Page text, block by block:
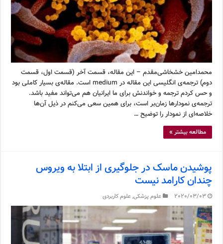
محمدامین خشخاشی‌مقدم – این مقاله، قسمت آخر (قسمت اول، قسمت
دوم) ترجمه‌ی انگلیسی این مقاله در medium است. مقاله‌ی بسیار کاملی بود
و حس کردم ترجمه و خواندنش برای ما ایرانیان هم می‌تواند مفید باشد.
ترجمه‌ی نمودارها زمان‌بر است، برای همین سعی می‌کنم در ذیل آن‌ها
خلاصه‌ای از نمودار را توضیح …
مطالعه بیشتر »
پوشیدن ماسک در جلوگیری از ابتلا به ویروس
چندان کارامد نیست
2020/03/03 علوم پزشکی,علوم کاربردی